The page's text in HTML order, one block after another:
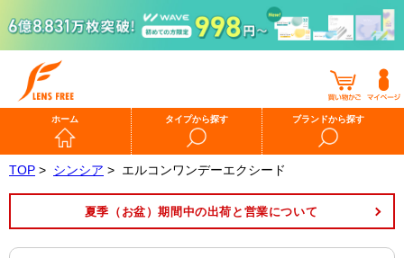
ホーム タイプから探す ブランドから探す
TOP > シンシア > エルコンワンデーエクシード
夏季（お盆）期間中の出荷と営業について